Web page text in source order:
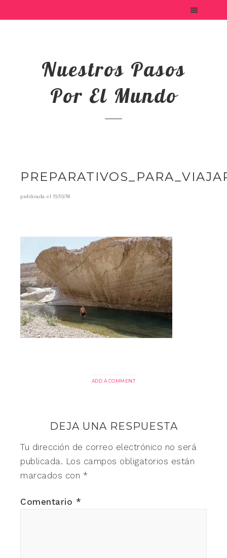
Nuestros Pasos
Por El Mundo
publicada el19/10/18
ADD A COMMENT
DEJA UNA RESPUESTA
Tu dirección de correo electrónico no será
publicada. Los campos obligatorios están
marcados con *
Comentario *